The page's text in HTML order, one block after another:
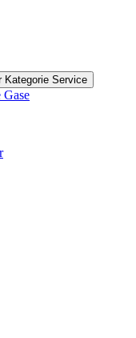
Kategorie Service